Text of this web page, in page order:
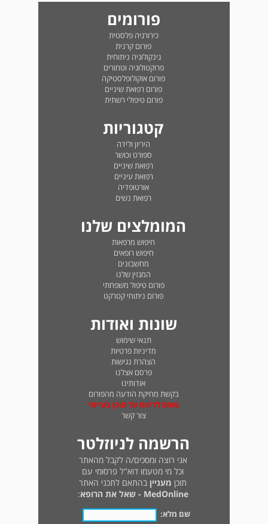
פורומים
כירורגיה פלסטית
פורום קרנית
גינקולוגיה ניתוחית
פרוקטולוגיה וטחורים
פורום אוקולופלסטיקה
פורום רפואת שיניים
פורום טיפולי רשתית
קטגוריות
היריון ולידה
ספורט וכושר
רפואת שיניים
רפואת עיניים
אורטופדיה
רפואת נשים
המומלצים שלנו
חיפוש מרפאות
חיפוש רופאים
מחשבונים
המגזין שלנו
פורום טיפול משפחתי
פורום ניתוחי קטרקט
שונות ואודות
תנאי שימוש
מדיניות פרטיות
הצהרת נגישות
פרסם אצלנו
אודותינו
בקשת מחיקת הודעה מהפורום
טופס לדיווח על תוכן בעייתי
צור קשר
הרשמה לניוזלטר
אני רוצה ומסכים/ה לקבל מהאתר
וכל מי מטעמו דוא"ל פרסומי עם
תוכן מעניין בהתאם לתכני האתר
MedOnline - שאל את הרופא
:
שם מלא: